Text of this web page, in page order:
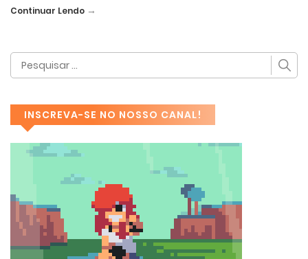
Continuar Lendo →
INSCREVA-SE NO NOSSO CANAL!